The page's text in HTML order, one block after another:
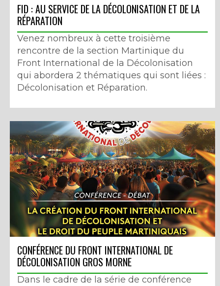
FID : AU SERVICE DE LA DÉCOLONISATION ET DE LA
RÉPARATION
Venez nombreux à cette troisième
rencontre de la section Martinique du
Front International de la Décolonisation
qui abordera 2 thématiques qui sont liées :
Décolonisation et Réparation.
CONFÉRENCE DU FRONT INTERNATIONAL DE
DÉCOLONISATION GROS MORNE
Dans le cadre de la série de conférence